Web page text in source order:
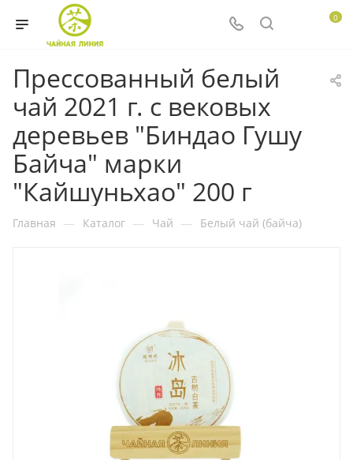
0
Прессованный белый
чай 2021 г. с вековых
деревьев "Биндао Гушу
Байча" марки
"Кайшуньхао" 200 г
Главная — Каталог — Чай — Белый чай (байча)